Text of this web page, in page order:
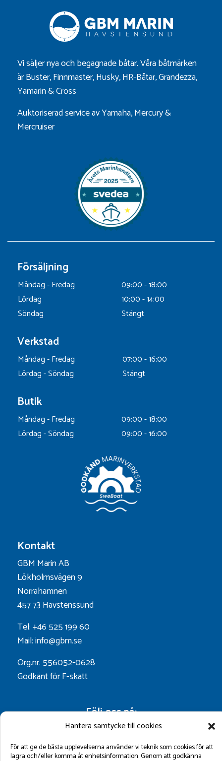
Hantera samtycke till cookies
För att ge de bästa upplevelserna använder vi teknik som cookies för att
lagra och/eller komma åt enhetsinformation. Genom att godkänna
Vi säljer nya och begagnade båtar. Våra båtmärken
ärBuster,Finnmaster,Husky,HR-Båtar,Grandezza,
Yamarin&Cross
Auktoriserad service av Yamaha, Mercury &
Mercruiser
Försäljning
Måndag - Fredag
09:00 - 18:00
Lördag
10:00 - 14:00
Söndag
Stängt
Verkstad
Måndag - Fredag
07:00 - 16:00
Lördag - Söndag
Stängt
Butik
Måndag - Fredag
09:00 - 18:00
Lördag - Söndag
09:00 - 16:00
Kontakt
GBM Marin AB
Lökholmsvägen 9
Norrahamnen
457 73 Havstenssund
Tel: +46 525 199 60
Mail: info@gbm.se
Org.nr. 556052-0628
Godkänt för F-skatt
Följ oss på: